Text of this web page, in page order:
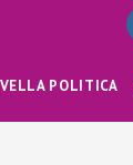
POLITICA